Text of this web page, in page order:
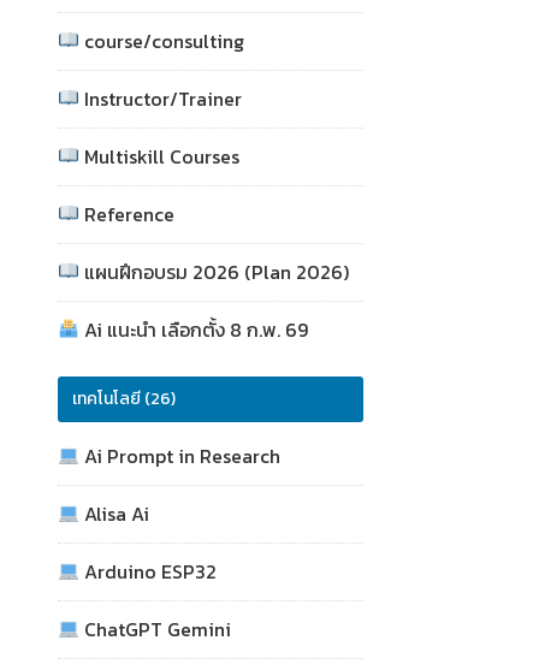
course/consulting
Instructor/Trainer
Multiskill Courses
Reference
แผนฝึกอบรม 2026 (Plan 2026)
Ai แนะนำ เลือกตั้ง 8 ก.พ. 69
เทคโนโลยี (26)
Ai Prompt in Research
Alisa Ai
Arduino ESP32
ChatGPT Gemini